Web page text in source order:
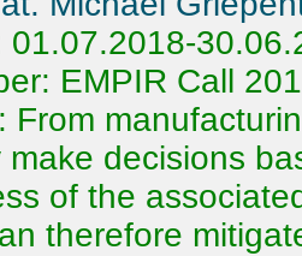
01.07.2018-
EMPIR Call
From
make decisions
of the
therefore